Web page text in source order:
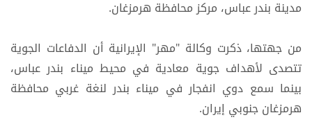
مدينة بندر عباس، مركز محافظة هرمزغان.
من جهتها، ذكرت وكالة "مهر" الإيرانية أن الدفاعات الجوية
تتصدى لأهداف جوية معادية في محيط ميناء بندر عباس،
بينما سمع دوي انفجار في ميناء بندر لنغة غربي محافظة
هرمزغان جنوبي إيران.